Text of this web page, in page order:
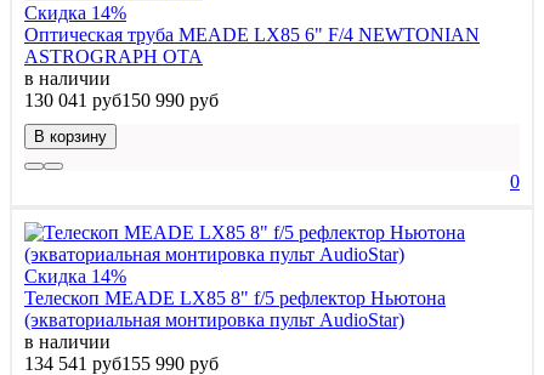
Скидка 14%
Оптическая труба MEADE LX85 6" F/4 NEWTONIAN
ASTROGRAPH OTA
в наличии
130 041 руб150 990 руб
В корзину
0
Скидка 14%
Телескоп MEADE LX85 8" f/5 рефлектор Ньютона
(экваториальная монтировка пульт AudioStar)
в наличии
134 541 руб155 990 руб